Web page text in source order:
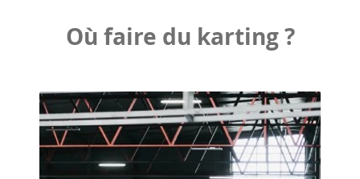
Où faire du karting ?